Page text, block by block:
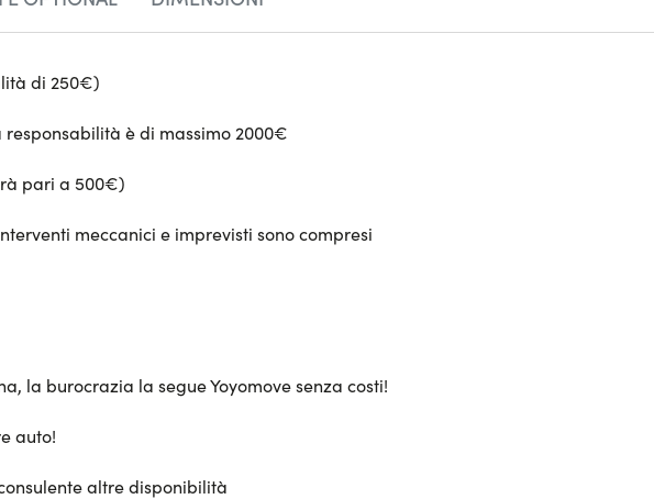
di 250€)
è di massimo 2000€
pari a 500€)
meccanici e imprevisti sono compresi
la burocrazia la segue Yoyomove senza costi!
auto!
altre disponibilità